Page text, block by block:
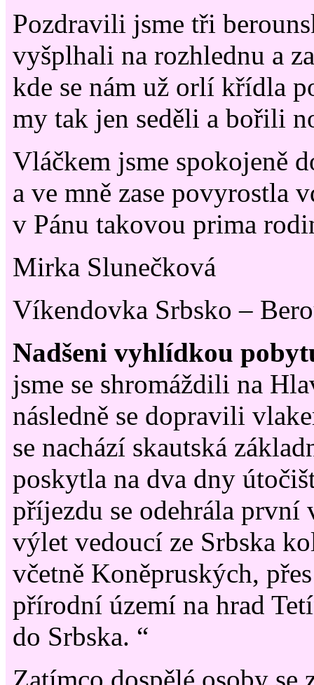
Pozdravili jsme tři
vyšplhali na rozhlednu a
kde se nám už orlí křídla
my tak jen seděli a bořili
Vláčkem jsme spokojeně
a ve mně zase povyrostla
v Pánu takovou prima
Mirka Slunečková
Víkendovka Srbsko –
Nadšeni vyhlídkou
jsme se shromáždili na
následně se dopravili
se nachází skautská
poskytla na dva dny
příjezdu se odehrála první
výlet vedoucí ze Srbska
včetně Koněpruských,
přírodní území na hrad
do Srbska. “